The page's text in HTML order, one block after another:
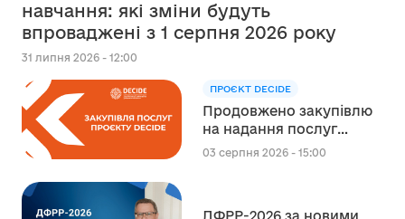
навчання: які зміни будуть
впроваджені з 1 серпня 2026 року
31 липня 2026 - 12:00
ПРОЄКТ DECIDE
Продовжено закупівлю
на надання послуг
експерта зі
03 серпня 2026 - 15:00
ДФРР-2026 за новими